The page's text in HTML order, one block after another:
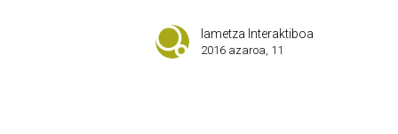
Iametza Interaktiboa
2016 azaroa, 11